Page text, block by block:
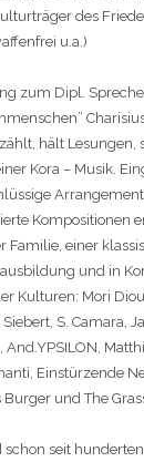
des
u.a.)
zum Dipl.
hält Lesungen,
Kora – Musik.
Kompositionen
Familie, einer
und in
Kulturen: Mori
S. Camara,
And.YPSILON,
Einstürzende
und The
schon seit